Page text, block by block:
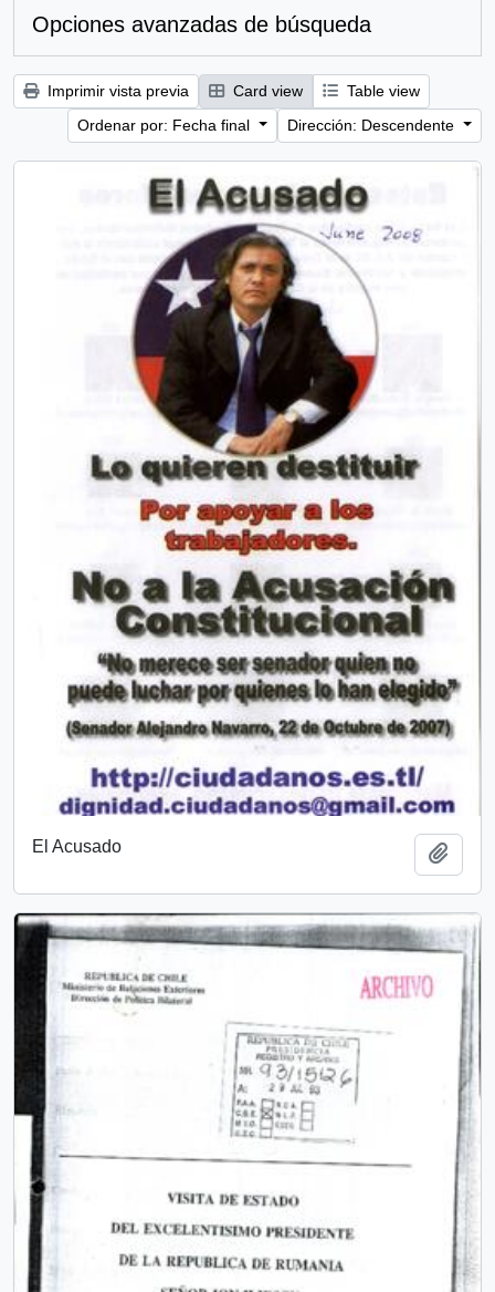
Opciones avanzadas de búsqueda
Imprimir vista previa Card view
Table view
Ordenar por: Fecha final
Dirección: Descendente
El Acusado